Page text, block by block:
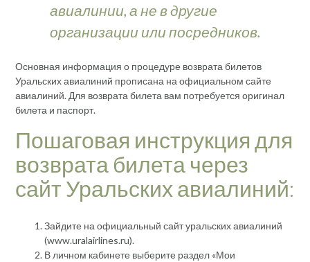
авиалинии, а не в другие
организации или посредников.
Основная информация о процедуре возврата билетов
Уральских авиалиний прописана на официальном сайте
авиалиний. Для возврата билета вам потребуется оригинал
билета и паспорт.
Пошаговая инструкция для
возврата билета через
сайт Уральских авиалиний:
Зайдите на официальный сайт уральских авиалиний
(www.uralairlines.ru).
В личном кабинете выберите раздел «Мои